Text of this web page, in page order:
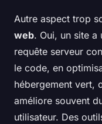
Autre aspect trop
web. Oui, un site a
requête serveur
le code, en
hébergement vert,
améliore souvent
utilisateur. Des